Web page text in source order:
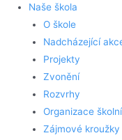
Naše škola
O škole
Nadcházející
Projekty
Zvonění
Rozvrhy
Organizace
Zájmové kroužky